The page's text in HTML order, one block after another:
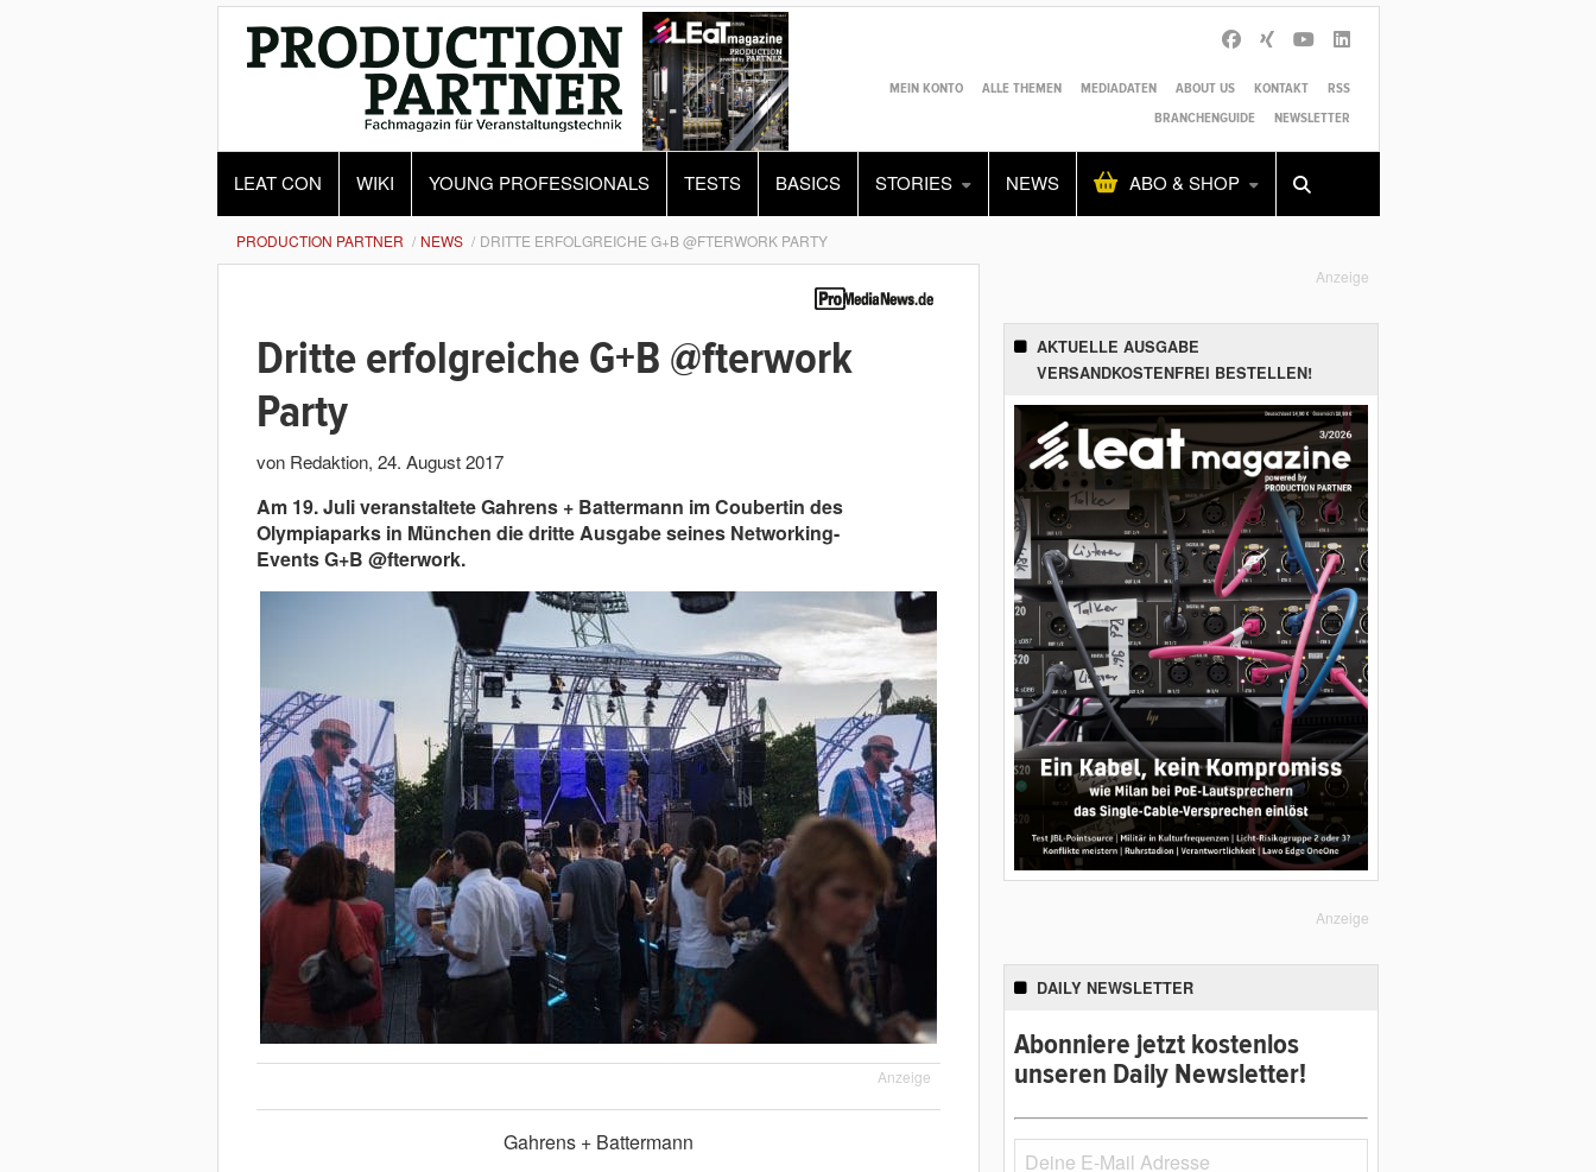
MEIN KONTO ALLE THEMEN MEDIADATEN ABOUT US KONTAKT
RSS
BRANCHENGUIDE
NEWSLETTER
LEAT CON WIKI YOUNG PROFESSIONALS TESTS BASICS STORIES NEWS ABO & SHOP
Alles Shop SUCHEN
PRODUCTION PARTNER NEWS DRITTE ERFOLGREICHE G+B @FTERWORK PARTY
Dritte erfolgreiche G+B @fterwork
Party
von Redaktion, 24. August 2017
Am 19. Juli veranstaltete Gahrens + Battermann im Coubertin des
Olympiaparks in München die dritte Ausgabe seines Networking-
Events G+B @fterwork.
Anzeige
Gahrens + Battermann
Anzeige
AKTUELLE AUSGABE
VERSANDKOSTENFREI BESTELLEN!
Anzeige
DAILY NEWSLETTER
Abonniere jetzt kostenlos
unseren Daily Newsletter!